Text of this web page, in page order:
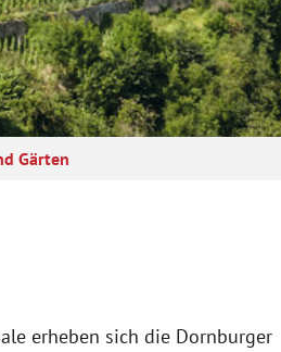
Gärten
erheben sich die Dornburger